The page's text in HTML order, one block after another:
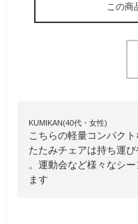
この商
KUMIKAN(40代・女性)
こちらの軽量コンパク
たたみチェアは持ち運
。運動会など様々なシ
ます